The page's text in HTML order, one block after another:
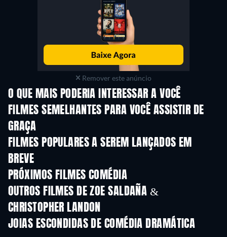
Remover este anúncio
O QUE MAIS PODERIA INTERESSAR A VOCÊ
FILMES SEMELHANTES PARA VOCÊ ASSISTIR DE
GRAÇA
FILMES POPULARES A SEREM LANÇADOS EM
BREVE
PRÓXIMOS FILMES COMÉDIA
OUTROS FILMES DE ZOE SALDAÑA &
CHRISTOPHER LANDON
JOIAS ESCONDIDAS DE COMÉDIA DRAMÁTICA